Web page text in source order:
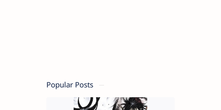
Popular Posts